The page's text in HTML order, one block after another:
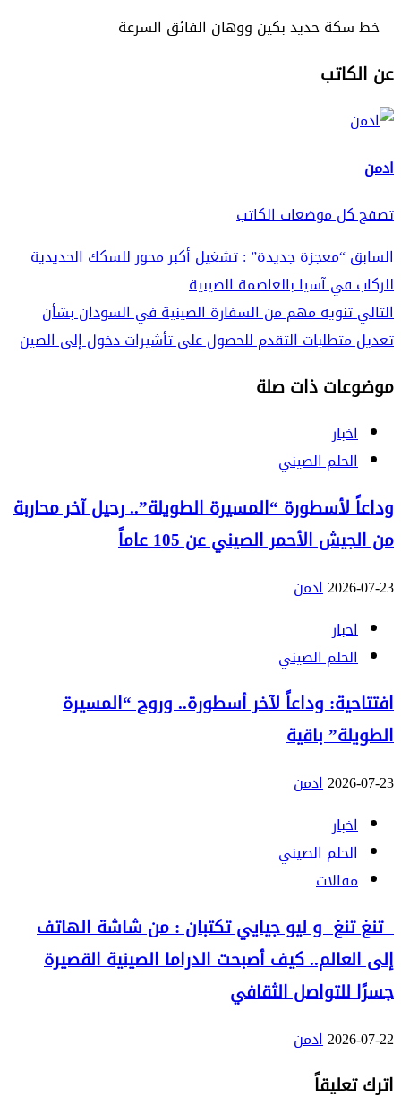
خط سكة حديد بكين ووهان الفائق السرعة
عن الكاتب
ادمن
تصفح كل موضعات الكاتب
Continue
Reading
السابق“معجزة جديدة” : تشغيل أكبر محور للسكك الحديدية
للركاب في آسيا بالعاصمة الصينية
التاليتنويه مهم من السفارة الصينية في السودان بشأن
تعديل متطلبات التقدم للحصول على تأشيرات دخول إلى الصين
موضوعات ذات صلة
اخبار
الحلم الصيني
وداعاً لأسطورة “المسيرة الطويلة”.. رحيل آخر محاربة
من الجيش الأحمر الصيني عن 105 عاماً
2026-07-23ادمن
اخبار
الحلم الصيني
افتتاحية: وداعاً لآخر أسطورة.. وروح “المسيرة
الطويلة” باقية
2026-07-23ادمن
اخبار
الحلم الصيني
مقالات
تنغ تنغ و ليو جيايي تكتبان : من شاشة الهاتف
إلى العالم.. كيف أصبحت الدراما الصينية القصيرة
جسرًا للتواصل الثقافي
2026-07-22ادمن
اترك تعليقاً